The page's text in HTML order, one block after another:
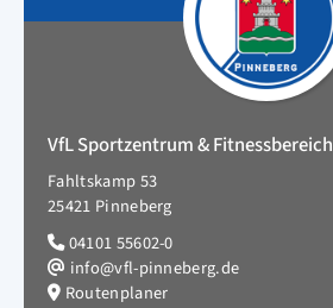
VfL Sportzentrum & Fitnessbereich
Fahltskamp 53
25421 Pinneberg
04101 55602-0
info@vfl-pinneberg.de
Routenplaner